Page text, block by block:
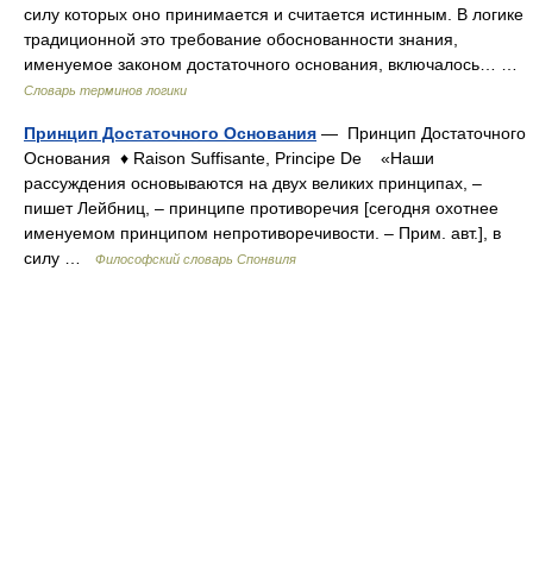
силу которых оно принимается и считается истинным. В логике
традиционной это требование обоснованности знания,
именуемое законом достаточного основания, включалось… …
Словарь терминов логики
Принцип Достаточного Основания — Принцип Достаточного
Основания ♦ Raison Suffisante, Principe De «Наши
рассуждения основываются на двух великих принципах, –
пишет Лейбниц, – принципе противоречия [сегодня охотнее
именуемом принципом непротиворечивости. – Прим. авт.], в
силу …
Философский словарь Спонвиля